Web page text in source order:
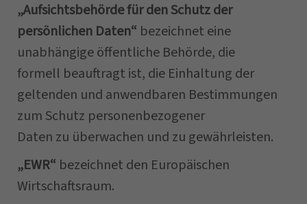
„Aufsichtsbehörde für den Schutz der
persönlichen Daten“ bezeichnet eine
unabhängige öffentliche Behörde, die
formell beauftragt ist, die Einhaltung der
geltenden und anwendbaren Bestimmungen
zum Schutz personenbezogener
Daten zu überwachen und zu gewährleisten.
„EWR“ bezeichnet den Europäischen
Wirtschaftsraum.